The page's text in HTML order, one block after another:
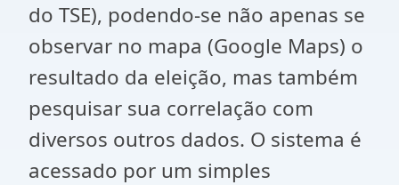
do TSE), podendo-se não apenas se
observar no mapa (Google Maps) o
resultado da eleição, mas também
pesquisar sua correlação com
diversos outros dados. O sistema é
acessado por um simples